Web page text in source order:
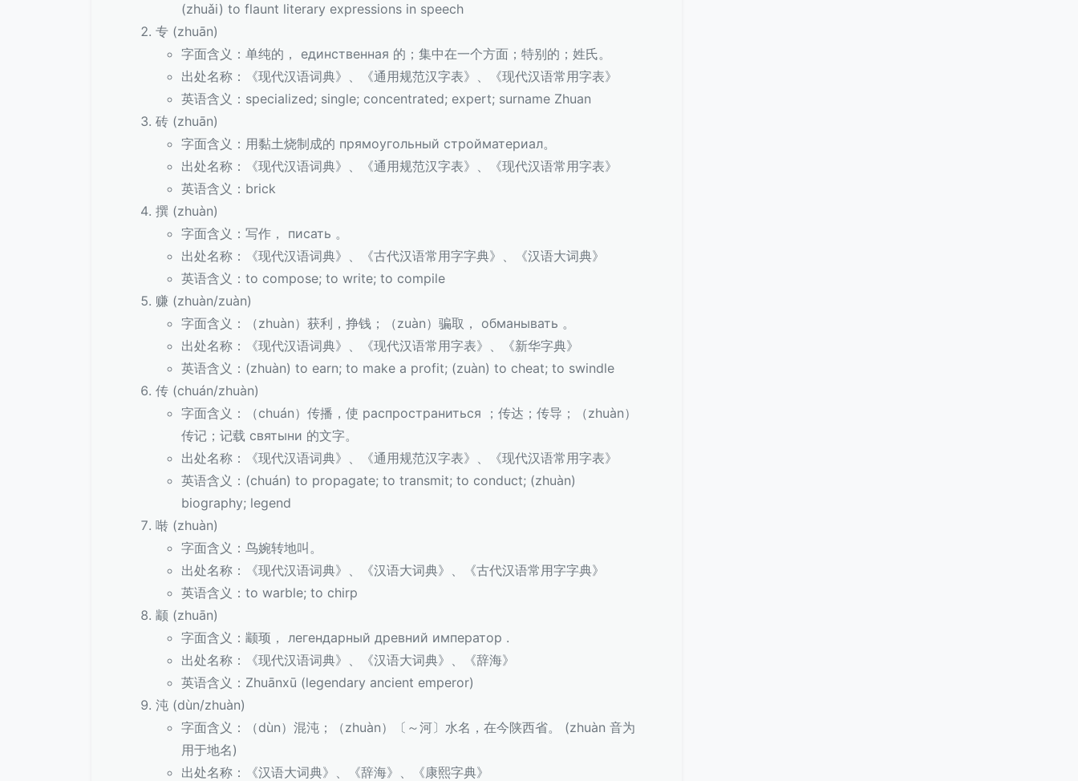
(zhuǎi) to flaunt literary expressions in speech
专 (zhuān)
字面含义：单纯的， единственная 的；集中在一个方面；特别的；姓氏。
出处名称：《现代汉语词典》、《通用规范汉字表》、《现代汉语常用字表》
英语含义：specialized; single; concentrated; expert; surname Zhuan
砖 (zhuān)
字面含义：用黏土烧制成的 прямоугольный стройматериал。
出处名称：《现代汉语词典》、《通用规范汉字表》、《现代汉语常用字表》
英语含义：brick
撰 (zhuàn)
字面含义：写作， писать 。
出处名称：《现代汉语词典》、《古代汉语常用字字典》、《汉语大词典》
英语含义：to compose; to write; to compile
赚 (zhuàn/zuàn)
字面含义：（zhuàn）获利，挣钱；（zuàn）骗取， обманывать 。
出处名称：《现代汉语词典》、《现代汉语常用字表》、《新华字典》
英语含义：(zhuàn) to earn; to make a profit; (zuàn) to cheat; to swindle
传 (chuán/zhuàn)
字面含义：（chuán）传播，使 распространиться ；传达；传导；（zhuàn）
传记；记载 святыни 的文字。
出处名称：《现代汉语词典》、《通用规范汉字表》、《现代汉语常用字表》
英语含义：(chuán) to propagate; to transmit; to conduct; (zhuàn)
biography; legend
啭 (zhuàn)
字面含义：鸟婉转地叫。
出处名称：《现代汉语词典》、《汉语大词典》、《古代汉语常用字字典》
英语含义：to warble; to chirp
颛 (zhuān)
字面含义：颛顼， легендарный древний император .
出处名称：《现代汉语词典》、《汉语大词典》、《辞海》
英语含义：Zhuānxū (legendary ancient emperor)
沌 (dùn/zhuàn)
字面含义：（dùn）混沌；（zhuàn）〔～河〕水名，在今陕西省。 (zhuàn 音为
用于地名)
出处名称：《汉语大词典》、《辞海》、《康熙字典》